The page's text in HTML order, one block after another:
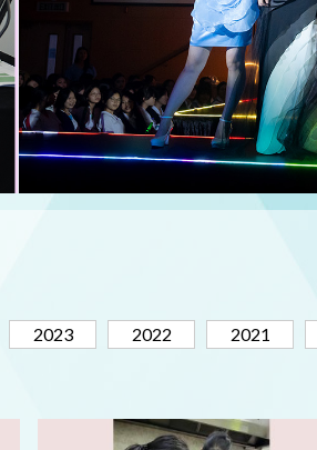
2023 2022 2021